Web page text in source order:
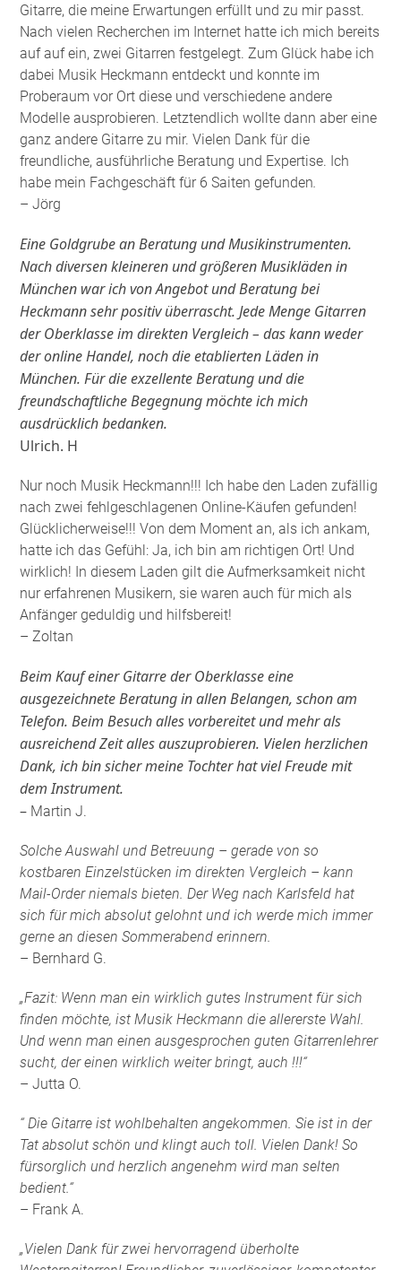
Gitarre, die meine Erwartungen erfüllt und zu mir passt.
Nach vielen Recherchen im Internet hatte ich mich bereits
auf auf ein, zwei Gitarren festgelegt. Zum Glück habe ich
dabei Musik Heckmann entdeckt und konnte im
Proberaum vor Ort diese und verschiedene andere
Modelle ausprobieren. Letztendlich wollte dann aber eine
ganz andere Gitarre zu mir. Vielen Dank für die
freundliche, ausführliche Beratung und Expertise. Ich
habe mein Fachgeschäft für 6 Saiten gefunden
– Jörg
Eine Goldgrube an Beratung und Musikinstrumenten.
Nach diversen kleineren und größeren Musikläden in
München war ich von Angebot und Beratung bei
Heckmann sehr positiv überrascht. Jede Menge Gitarren
der Oberklasse im direkten Vergleich – das kann weder
der online Handel, noch die etablierten Läden in
München. Für die exzellente Beratung und die
freundschaftliche Begegnung möchte ich mich
ausdrücklich bedanken.
Ulrich. H
Nur noch Musik Heckmann!!! Ich habe den Laden zufällig
nach zwei fehlgeschlagenen Online-Käufen gefunden!
Glücklicherweise!!! Von dem Moment an, als ich ankam,
hatte ich das Gefühl: Ja, ich bin am richtigen Ort! Und
wirklich! In diesem Laden gilt die Aufmerksamkeit nicht
nur erfahrenen Musikern, sie waren auch für mich als
Anfänger geduldig und hilfsbereit!
– Zoltan
Beim Kauf einer Gitarre der Oberklasse eine
ausgezeichnete Beratung in allen Belangen, schon am
Telefon. Beim Besuch alles vorbereitet und mehr als
ausreichend Zeit alles auszuprobieren. Vielen herzlichen
Dank, ich bin sicher meine Tochter hat viel Freude mit
dem Instrument.
– Martin J.
Solche Auswahl und Betreuung – gerade von so
kostbaren Einzelstücken im direkten Vergleich – kann
Mail-Order niemals bieten. Der Weg nach Karlsfeld hat
sich für mich absolut gelohnt und ich werde mich immer
gerne an diesen Sommerabend erinnern.
– Bernhard G.
„Fazit: Wenn man ein wirklich gutes Instrument für sich
finden möchte, ist Musik Heckmann die allererste Wahl.
Und wenn man einen ausgesprochen guten Gitarrenlehrer
sucht, der einen wirklich weiter bringt, auch !!!“
– Jutta O.
“ Die Gitarre ist wohlbehalten angekommen. Sie ist in der
Tat absolut schön und klingt auch toll. Vielen Dank! So
fürsorglich und herzlich angenehm wird man selten
bedient.“
– Frank A.
„Vielen Dank für zwei hervorragend überholte